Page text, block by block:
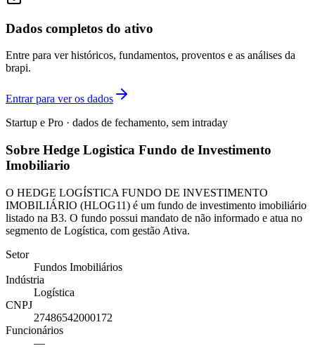
Dados completos do ativo
Entre para ver históricos, fundamentos, proventos e as análises da
brapi.
Entrar para ver os dados
Startup e Pro · dados de fechamento, sem intraday
Sobre Hedge Logistica Fundo de Investimento
Imobiliario
O HEDGE LOGÍSTICA FUNDO DE INVESTIMENTO
IMOBILIÁRIO (HLOG11) é um fundo de investimento imobiliário
listado na B3. O fundo possui mandato de não informado e atua no
segmento de Logística, com gestão Ativa.
Setor
Fundos Imobiliários
Indústria
Logística
CNPJ
27486542000172
Funcionários
—